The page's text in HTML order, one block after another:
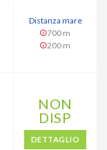
Distanza mare
700 m
200 m
NON
DISP
DETTAGLIO